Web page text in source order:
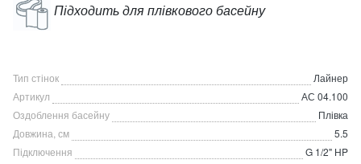
Підходить для плівкового басейну
Тип стінок
Лайнер
Артикул
АС 04.100
Оздоблення басейну
Плівка
Довжина, см
5.5
Підключення
G 1/2" НP